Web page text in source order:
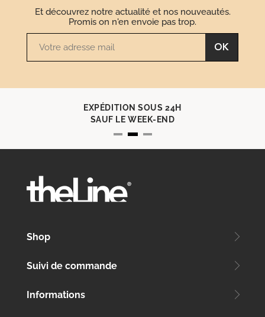
Et découvrez notre actualité et nos nouveautés.
Promis on n'en envoie pas trop.
OK
EXPÉDITION SOUS 24H
SAUF LE WEEK-END
Shop
Suivi de commande
Informations